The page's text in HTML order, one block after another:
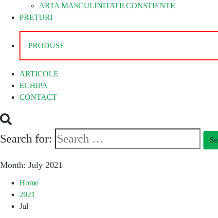
ARTA MASCULINITATII CONSTIENTE
PRETURI
PRODUSE
ARTICOLE
ECHIPA
CONTACT
Search for:
Month: July 2021
Home
2021
Jul